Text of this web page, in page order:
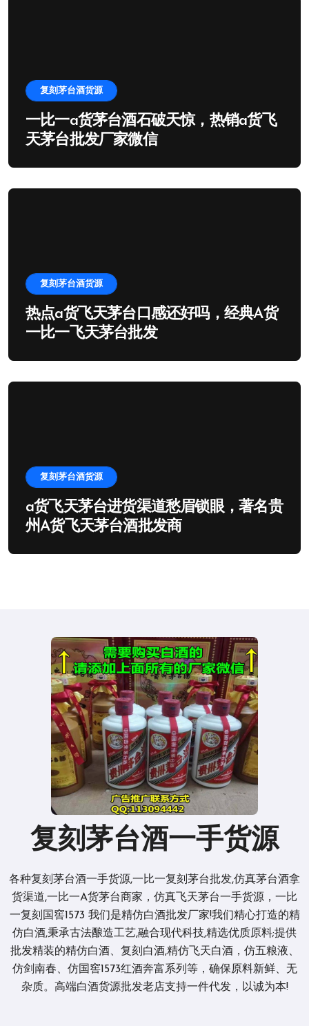
复刻茅台酒货源
一比一a货茅台酒石破天惊，热销a货飞
天茅台批发厂家微信
复刻茅台酒货源
热点a货飞天茅台口感还好吗，经典A货
一比一飞天茅台批发
复刻茅台酒货源
a货飞天茅台进货渠道愁眉锁眼，著名贵
州A货飞天茅台酒批发商
复刻茅台酒一手货源
各种复刻茅台酒一手货源,一比一复刻茅台批发,仿真茅台酒拿
货渠道,一比一A货茅台商家，仿真飞天茅台一手货源，一比
一复刻国窖1573 我们是精仿白酒批发厂家!我们精心打造的精
仿白酒,秉承古法酿造工艺,融合现代科技,精选优质原料;提供
批发精装的精仿白酒、复刻白酒,精仿飞天白酒，仿五粮液、
仿剑南春、仿国窖1573红酒奔富系列等，确保原料新鲜、无
杂质。高端白酒货源批发老店支持一件代发，以诚为本!